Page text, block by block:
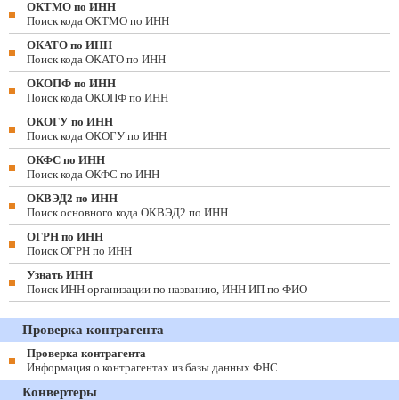
ОКТМО по ИНН
Поиск кода ОКТМО по ИНН
ОКАТО по ИНН
Поиск кода ОКАТО по ИНН
ОКОПФ по ИНН
Поиск кода ОКОПФ по ИНН
ОКОГУ по ИНН
Поиск кода ОКОГУ по ИНН
ОКФС по ИНН
Поиск кода ОКФС по ИНН
ОКВЭД2 по ИНН
Поиск основного кода ОКВЭД2 по ИНН
ОГРН по ИНН
Поиск ОГРН по ИНН
Узнать ИНН
Поиск ИНН организации по названию, ИНН ИП по ФИО
Проверка контрагента
Проверка контрагента
Информация о контрагентах из базы данных ФНС
Конвертеры